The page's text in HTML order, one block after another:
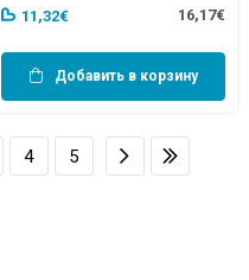
11,32€ 16,17€
Добавить в корзину
4 5